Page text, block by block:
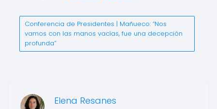
Conferencia de Presidentes | Mañueco: “Nos
vamos con las manos vacías, fue una decepción
profunda”
Elena Resanes